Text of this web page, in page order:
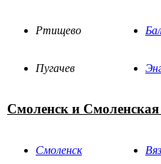
Ртищево
Пугачев
Смоленск и Смоленская
Смоленск